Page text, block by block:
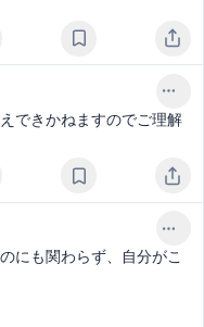
できかねますのでご理解
にも関わらず、自分がこ